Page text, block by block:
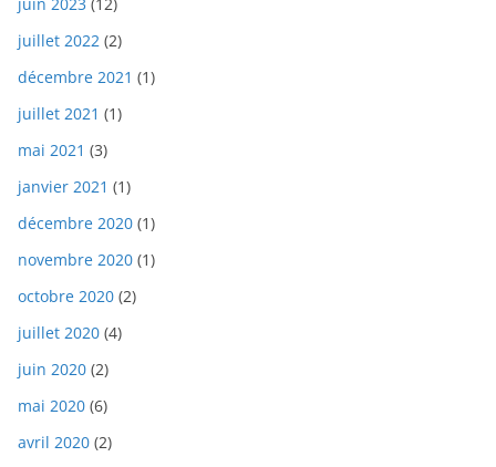
juillet 2022 (2)
décembre 2021 (1)
juillet 2021 (1)
mai 2021 (3)
janvier 2021 (1)
décembre 2020 (1)
novembre 2020 (1)
octobre 2020 (2)
juillet 2020 (4)
juin 2020 (2)
mai 2020 (6)
avril 2020 (2)